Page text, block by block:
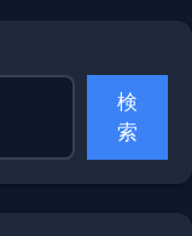
検
索